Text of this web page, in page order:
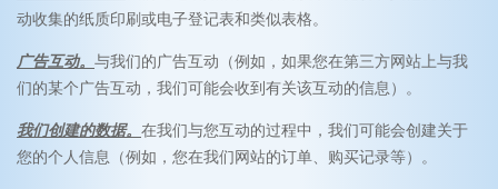
动收集的纸质印刷或电子登记表和类似表格。
广告互动。 与我们的广告互动（例如，如果您在第三方网站上与我
们的某个广告互动，我们可能会收到有关该互动的信息）。
我们创建的数据。 在我们与您互动的过程中，我们可能会创建关于
您的个人信息（例如，您在我们网站的订单、购买记录等）。